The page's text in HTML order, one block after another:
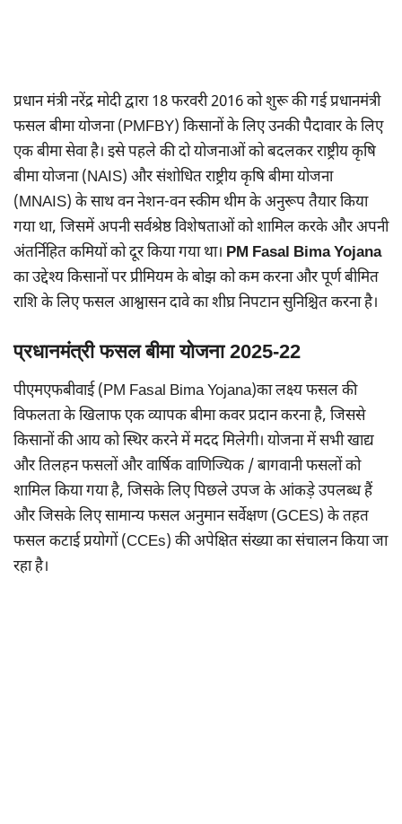
प्रधान मंत्री नरेंद्र मोदी द्वारा 18 फरवरी 2016 को शुरू की गई प्रधानमंत्री
फसल बीमा योजना (PMFBY) किसानों के लिए उनकी पैदावार के लिए
एक बीमा सेवा है। इसे पहले की दो योजनाओं को बदलकर राष्ट्रीय कृषि
बीमा योजना (NAIS) और संशोधित राष्ट्रीय कृषि बीमा योजना
(MNAIS) के साथ वन नेशन-वन स्कीम थीम के अनुरूप तैयार किया
गया था, जिसमें अपनी सर्वश्रेष्ठ विशेषताओं को शामिल करके और अपनी
अंतर्निहित कमियों को दूर किया गया था। PM Fasal Bima Yojana
का उद्देश्य किसानों पर प्रीमियम के बोझ को कम करना और पूर्ण बीमित
राशि के लिए फसल आश्वासन दावे का शीघ्र निपटान सुनिश्चित करना है।
प्रधानमंत्री फसल बीमा योजना 2025-22
पीएमएफबीवाई (PM Fasal Bima Yojana)का लक्ष्य फसल की
विफलता के खिलाफ एक व्यापक बीमा कवर प्रदान करना है, जिससे
किसानों की आय को स्थिर करने में मदद मिलेगी। योजना में सभी खाद्य
और तिलहन फसलों और वार्षिक वाणिज्यिक / बागवानी फसलों को
शामिल किया गया है, जिसके लिए पिछले उपज के आंकड़े उपलब्ध हैं
और जिसके लिए सामान्य फसल अनुमान सर्वेक्षण (GCES) के तहत
फसल कटाई प्रयोगों (CCEs) की अपेक्षित संख्या का संचालन किया जा
रहा है।